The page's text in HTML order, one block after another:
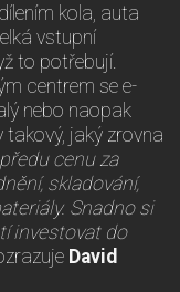
kola, auta
vstupní
to potřebují.
centrem se e-
nebo naopak
takový, jaký zrovna
cenu za
skladování,
Snadno si
investovat do
David